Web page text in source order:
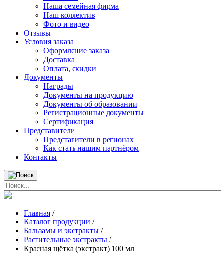
Наша семейная фирма
Наш коллектив
Фото и видео
Отзывы
Условия заказа
Оформление заказа
Доставка
Оплата, скидки
Документы
Награды
Документы на продукцию
Документы об образовании
Регистрационные документы
Сертификация
Представители
Представители в регионах
Как стать нашим партнёром
Контакты
Главная /
Каталог продукции /
Бальзамы и экстракты /
Растительные экстракты /
Красная щётка (экстракт) 100 мл